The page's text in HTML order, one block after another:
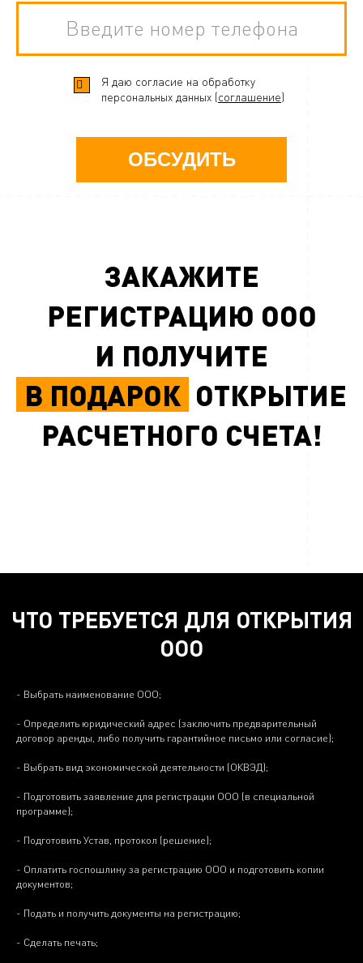
Я даю согласие на обработку
персональных данных (соглашение)
ОБСУДИТЬ
ЗАКАЖИТЕ
РЕГИСТРАЦИЮ ООО
И ПОЛУЧИТЕ
В ПОДАРОК ОТКРЫТИЕ
РАСЧЕТНОГО СЧЕТА!
ЧТО ТРЕБУЕТСЯ ДЛЯ ОТКРЫТИЯ
ООО
- Выбрать наименование ООО;
- Определить юридический адрес (заключить предварительный
договор аренды, либо получить гарантийное письмо или согласие);
- Выбрать вид экономической деятельности (ОКВЭД);
- Подготовить заявление для регистрации ООО (в специальной
программе);
- Подготовить Устав, протокол (решение);
- Оплатить госпошлину за регистрацию ООО и подготовить копии
документов;
- Подать и получить документы на регистрацию;
- Сделать печать;